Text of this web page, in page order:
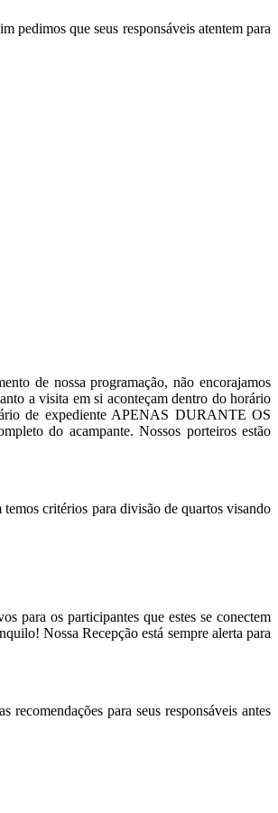
pedimos que seus responsáveis atentem para
de nossa programação, não encorajamos
a visita em si aconteçam dentro do horário
de expediente APENAS DURANTE OS
do acampante. Nossos porteiros estão
temos critérios para divisão de quartos visando
para os participantes que estes se conectem
Nossa Recepção está sempre alerta para
recomendações para seus responsáveis antes